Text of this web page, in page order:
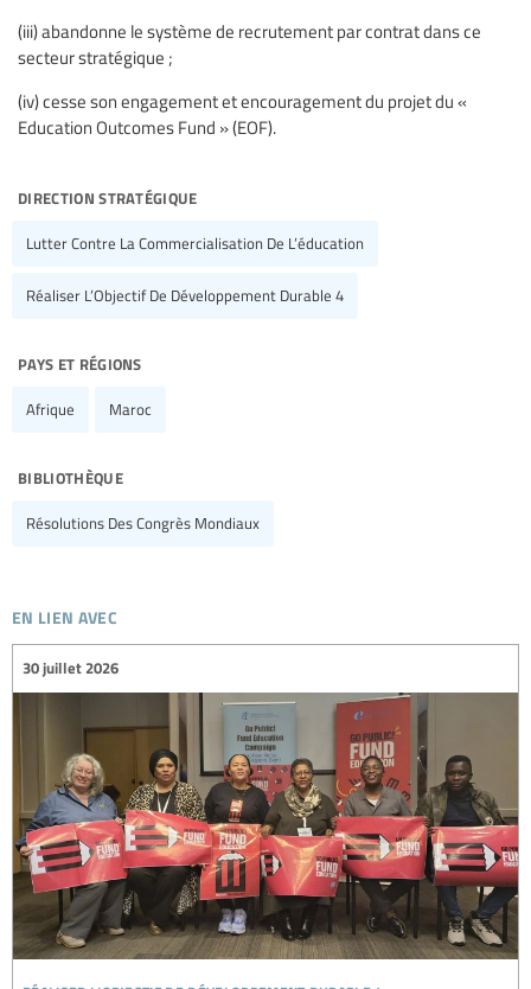
(iii) abandonne le système de recrutement par contrat dans ce
secteur stratégique ;
(iv) cesse son engagement et encouragement du projet du «
Education Outcomes Fund » (EOF).
direction stratégique
Lutter Contre La Commercialisation De L’éducation
Réaliser L’Objectif De Développement Durable 4
pays et régions
Afrique Maroc
bibliothèque
Résolutions Des Congrès Mondiaux
en lien avec
30 juillet 2026